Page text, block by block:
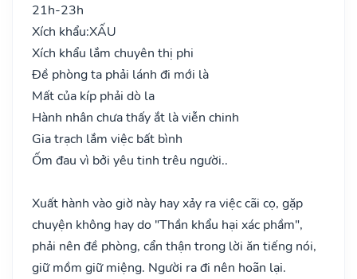
21h-23h
Xích khẩu:XẤU
Xích khẩu lắm chuyên thị phi
Đề phòng ta phải lánh đi mới là
Mất của kíp phải dò la
Hành nhân chưa thấy ắt là viễn chinh
Gia trạch lắm việc bất bình
Ốm đau vì bởi yêu tinh trêu người..
Xuất hành vào giờ này hay xảy ra việc cãi cọ, gặp
chuyện không hay do "Thần khẩu hại xác phầm",
phải nên đề phòng, cẩn thận trong lời ăn tiếng nói,
giữ mồm giữ miệng. Người ra đi nên hoãn lại.